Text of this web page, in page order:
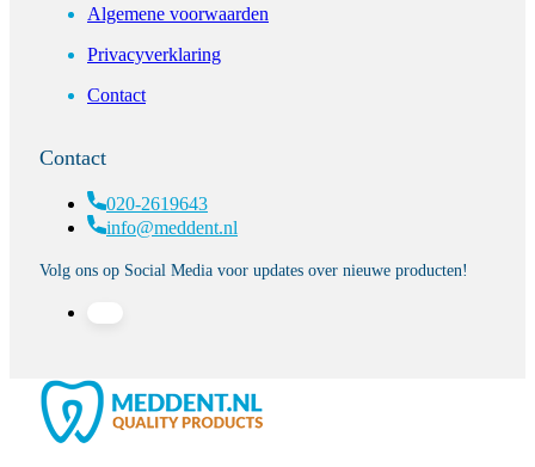
Algemene voorwaarden
Privacyverklaring
Contact
Contact
020-2619643
info@meddent.nl
Volg ons op Social Media voor updates over nieuwe producten!